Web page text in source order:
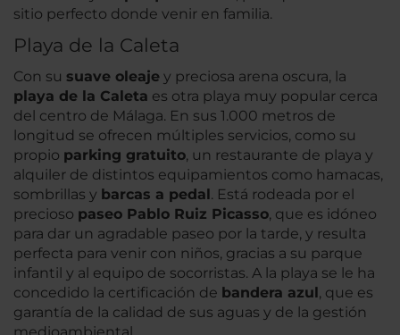
sitio perfecto donde venir en familia.
Playa de la Caleta
Con su suave oleaje y preciosa arena oscura, la
playa de la Caleta es otra playa muy popular cerca
del centro de Málaga. En sus 1.000 metros de
longitud se ofrecen múltiples servicios, como su
propio parking gratuito, un restaurante de playa y
alquiler de distintos equipamientos como hamacas,
sombrillas y barcas a pedal. Está rodeada por el
precioso paseo Pablo Ruiz Picasso, que es idóneo
para dar un agradable paseo por la tarde, y resulta
perfecta para venir con niños, gracias a su parque
infantil y al equipo de socorristas. A la playa se le ha
concedido la certificación de bandera azul, que es
garantía de la calidad de sus aguas y de la gestión